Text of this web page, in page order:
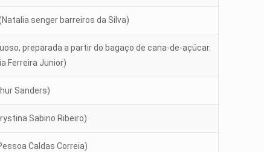
senger barreiros da Silva)
preparada a partir do bagaço de cana-de-açúcar.
Ferreira Junior)
Sanders)
Sabino Ribeiro)
Caldas Correia)